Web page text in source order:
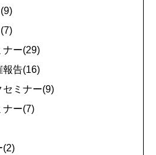
ナー(29)
報告(16)
セミナー(9)
ナー(7)
(2)